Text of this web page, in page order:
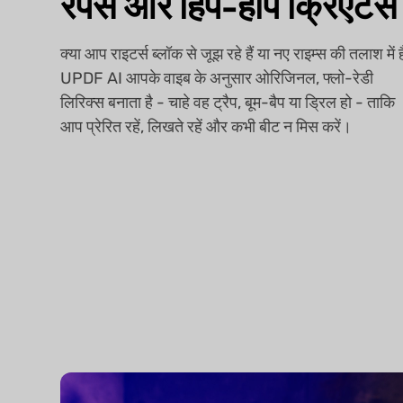
क्या आप राइटर्स ब्लॉक से जूझ रहे हैं या नए राइम्स की तलाश में
UPDF AI आपके वाइब के अनुसार ओरिजिनल, फ्लो-रेडी
लिरिक्स बनाता है - चाहे वह ट्रैप, बूम-बैप या ड्रिल हो - ताकि
आप प्रेरित रहें, लिखते रहें और कभी बीट न मिस करें।